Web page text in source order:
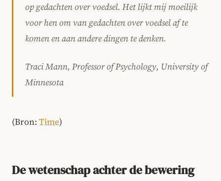
op gedachten over voedsel. Het lijkt mij moeilijk
voor hen om van gedachten over voedsel af te
komen en aan andere dingen te denken.
Traci Mann, Professor of Psychology, University of
Minnesota
(Bron: Time)
De wetenschap achter de bewering